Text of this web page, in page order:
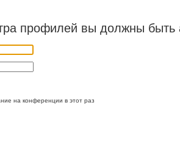
профилей вы должны быть
на конференции в этот раз